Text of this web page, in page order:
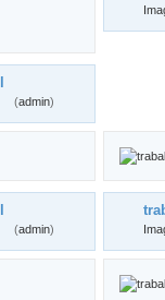
(admin)
(admin)